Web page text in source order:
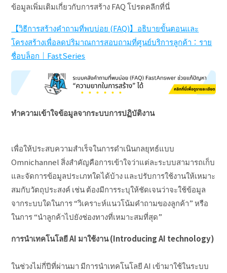
ข้อมูลเพิ่มเติมเกี่ยวกับการสร้าง FAQ โปรดคลีกที่นี่
【วิธีการสร้างคำถามที่พบบ่อย (FAQ)】อธิบายขั้นตอนและ
โครงสร้างเพื่อลดปริมาณการสอบถามที่ศูนย์บริการลูกค้า：ราย
ชื่อบล็อก｜FastSeries
ทำความเข้าใจข้อมูลจากระบบการปฏิบัติงาน
เพื่อให้ประสบความสำเร็จในการดำเนินกลยุทธ์แบบ
Omnichannel สิ่งสำคัญคือการเข้าใจว่าแต่ละระบบสามารถเก็บ
และจัดการข้อมูลประเภทใดได้บ้าง และปรับการใช้งานให้เหมาะ
สมกับวัตถุประสงค์ เช่น ต้องมีการระบุให้ชัดเจนว่าจะใช้ข้อมูล
จากระบบใดในการ “วิเคราะห์แนวโน้มคำถามของลูกค้า” หรือ
ในการ “นำลูกค้าไปยังช่องทางที่เหมาะสมที่สุด”
การนำเทคโนโลยี AI มาใช้งาน (Introducing AI technology)
ในช่วงไม่กี่ปีที่ผ่านมา มีการนำเทคโนโลยี AI เข้ามาใช้ในระบบ